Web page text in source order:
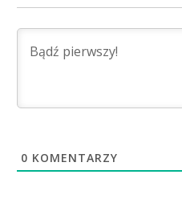
0 KOMENTARZY